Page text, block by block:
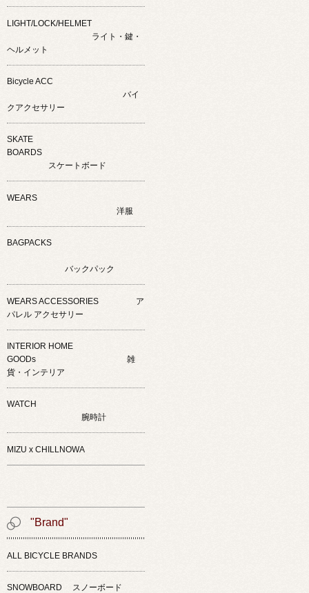
LIGHT/LOCK/HELMET
ライト・鍵・
ヘルメット
Bicycle ACC
バイ
クアクセサリー
SKATE
BOARDS
スケートボード
WEARS
洋服
BAGPACKS
バックパック
WEARS ACCESSORIES ア
パレル アクセサリー
INTERIOR HOME
GOODs 雑
貨・インテリア
WATCH
腕時計
MIZU x CHILLNOWA
"Brand"
ALL BICYCLE BRANDS
SNOWBOARD スノーボード